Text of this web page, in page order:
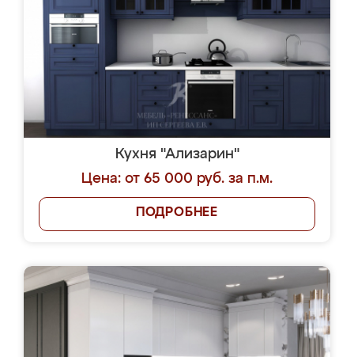
Кухня "Ализарин"
Цена: от 65 000 руб. за п.м.
ПОДРОБНЕЕ